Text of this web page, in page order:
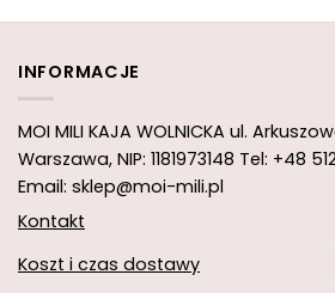
INFORMACJE
MOI MILI KAJA WOLNICKA ul.
Warszawa, NIP: 1181973148 Tel: +48
Email: sklep@moi-mili.pl
Kontakt
Koszt i czas dostawy